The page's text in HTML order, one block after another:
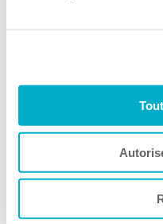
Activités
Gala Radisson
Solutions TI